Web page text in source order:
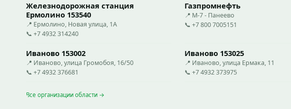
Железнодорожная станция
Ермолино 153540
📍 Ермолино, Новая улица, 1А
📞 +7 4932 314240
Газпромнефть
📍 М-7 - Панеево
📞 +7 800 7005151
Иваново 153002
📍 Иваново, улица Громобоя, 16/50
📞 +7 4932 376681
Иваново 153025
📍 Иваново, улица Ермака, 11
📞 +7 4932 373975
Все организации области →